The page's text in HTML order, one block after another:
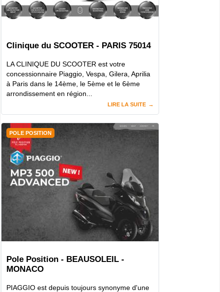
Clinique du SCOOTER - PARIS 75014
LA CLINIQUE DU SCOOTER est votre
concessionnaire Piaggio, Vespa, Gilera, Aprilia
à Paris dans le 14ème, le 5ème et le 6ème
arrondissement en région...
LIRE LA SUITE
POLE POSITION
Pole Position - BEAUSOLEIL -
MONACO
PIAGGIO est depuis toujours synonyme d'une